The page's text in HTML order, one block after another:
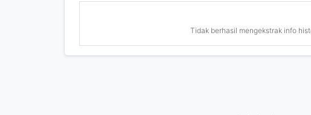
Tidak berhasil mengekstrak info